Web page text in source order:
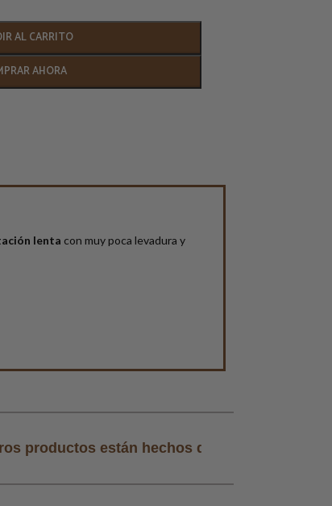
AL CARRITO
AHORA
lenta con muy poca levadura y
de forma artesanal